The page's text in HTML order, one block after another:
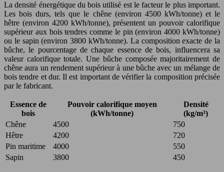
La densité énergétique du bois utilisé est le facteur le plus important.
Les bois durs, tels que le chêne (environ 4500 kWh/tonne) et le
hêtre (environ 4200 kWh/tonne), présentent un pouvoir calorifique
supérieur aux bois tendres comme le pin (environ 4000 kWh/tonne)
ou le sapin (environ 3800 kWh/tonne). La composition exacte de la
bûche, le pourcentage de chaque essence de bois, influencera sa
valeur calorifique totale. Une bûche composée majoritairement de
chêne aura un rendement supérieur à une bûche avec un mélange de
bois tendre et dur. Il est important de vérifier la composition précisée
par le fabricant.
Essence de
bois
Pouvoir calorifique moyen
(kWh/tonne)
Densité
(kg/m³)
Chêne
4500
750
Hêtre
4200
720
Pin maritime
4000
550
Sapin
3800 450